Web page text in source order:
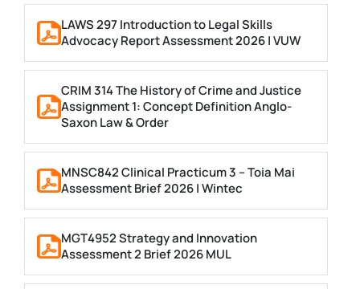
LAWS 297 Introduction to Legal Skills
Advocacy Report Assessment 2026 | VUW
CRIM 314 The History of Crime and Justice
Assignment 1: Concept Definition Anglo-
Saxon Law & Order
MNSC842 Clinical Practicum 3 – Toia Mai
Assessment Brief 2026 | Wintec
MGT4952 Strategy and Innovation
Assessment 2 Brief 2026 MUL